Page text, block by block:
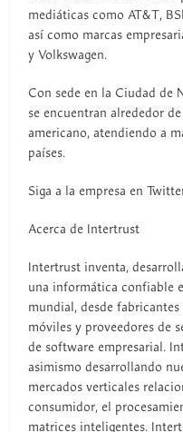
mediáticas como AT&T,
así como marcas
y Volkswagen.
Con sede en la Ciudad de
se encuentran alrededor
americano, atendiendo a
países.
Siga a la empresa en
Acerca de Intertrust
Intertrust inventa,
una informática confiable
mundial, desde
móviles y proveedores de
de software empresarial.
asimismo desarrollando
mercados verticales
consumidor, el
matrices inteligentes.